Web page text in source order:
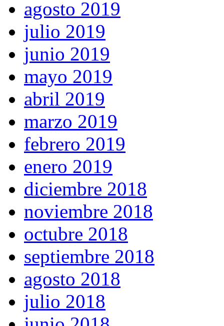
agosto 2019
julio 2019
junio 2019
mayo 2019
abril 2019
marzo 2019
febrero 2019
enero 2019
diciembre 2018
noviembre 2018
octubre 2018
septiembre 2018
agosto 2018
julio 2018